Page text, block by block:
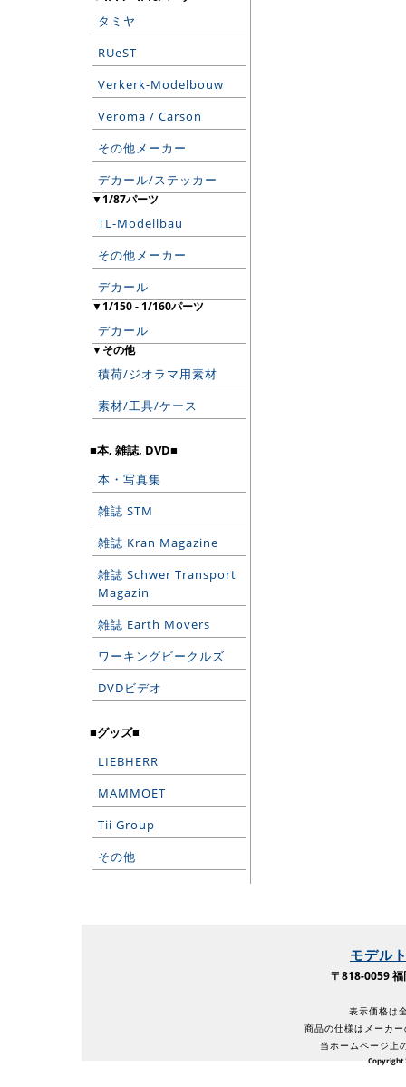
タミヤ
RUeST
Verkerk-Modelbouw
Veroma / Carson
その他メーカー
デカール/ステッカー
▼1/87パーツ
TL-Modellbau
その他メーカー
デカール
▼1/150 - 1/160パーツ
デカール
▼その他
積荷/ジオラマ用素材
素材/工具/ケース
■本, 雑誌, DVD■
本・写真集
雑誌 STM
雑誌 Kran Magazine
雑誌 Schwer Transport
Magazin
雑誌 Earth Movers
ワーキングビークルズ
DVDビデオ
■グッズ■
LIEBHERR
MAMMOET
Tii Group
その他
モデル
〒818-0059
表示価格は
商品の仕様はメーカ
当ホームページ上
Copyright